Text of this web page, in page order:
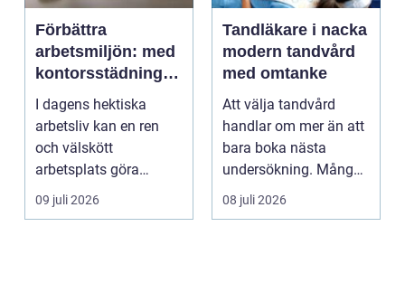
Förbättra
arbetsmiljön: med
kontorsstädning i
Stockholm
I dagens hektiska
arbetsliv kan en ren
och välskött
arbetsplats göra
underverk fö...
09 juli 2026
Tandläkare i nacka
modern tandvård
med omtanke
Att välja tandvård
handlar om mer än att
bara boka nästa
undersökning. Många
vill ha en tandläkare
s...
08 juli 2026